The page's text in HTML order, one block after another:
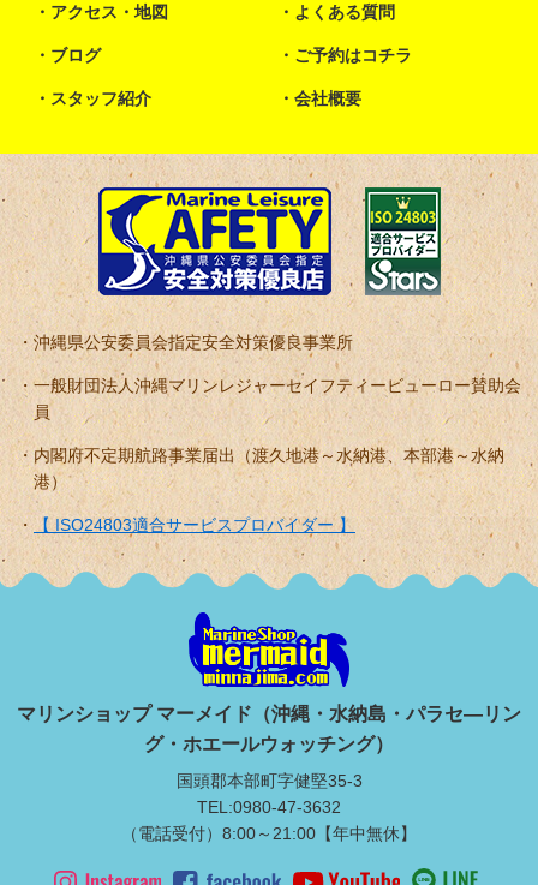
アクセス・地図 よくある質問
ブログ ご予約はコチラ
スタッフ紹介 会社概要
沖縄県公安委員会指定安全対策優良事業所
一般財団法人沖縄マリンレジャーセイフティービューロー賛助会
員
内閣府不定期航路事業届出（渡久地港～水納港、本部港～水納
港）
【 ISO24803適合サービスプロバイダー 】
マリンショップ マーメイド（沖縄・水納島・パラセ―リン
グ・ホエールウォッチング）
国頭郡本部町字健堅35-3
TEL:0980-47-3632
（電話受付）8:00～21:00【年中無休】